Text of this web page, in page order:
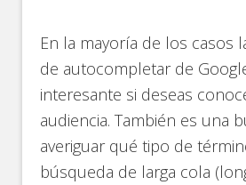
En la mayoría de los casos
de autocompletar de
interesante si deseas
audiencia. También es una
averiguar qué tipo de
búsqueda de larga cola